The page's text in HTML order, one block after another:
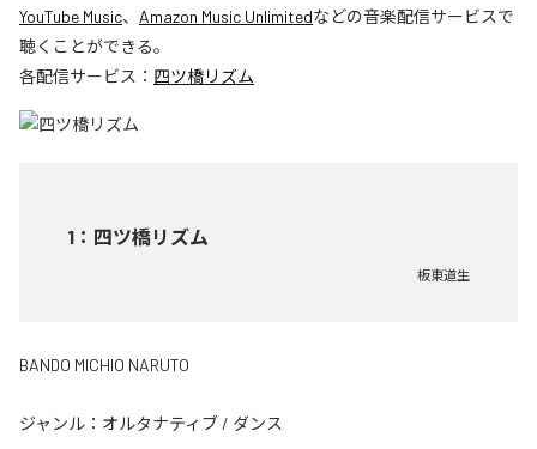
YouTube Music、 Amazon Music Unlimitedなどの音楽配信サービスで
聴くことができる。
各配信サービス： 四ツ橋リズム
1 ： 四ツ橋リズム
板東道生
BANDO MICHIO NARUTO
ジャンル： オルタナティブ / ダンス